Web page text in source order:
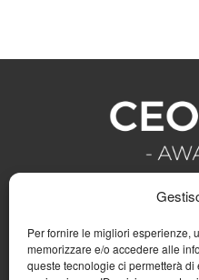
Per fornire le migliori esperienze,
memorizzare e/o accedere alle
queste tecnologie ci permetterà